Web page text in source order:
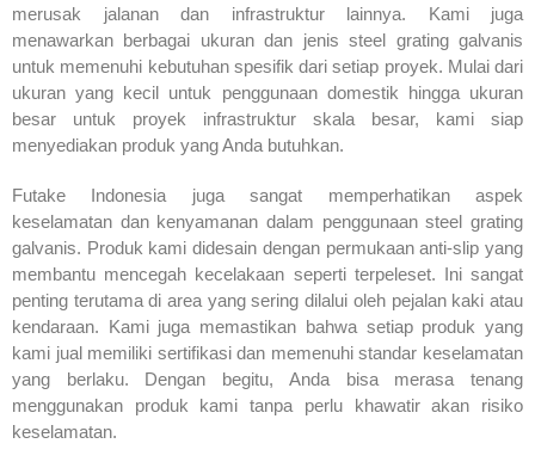
merusak jalanan dan infrastruktur lainnya. Kami juga
menawarkan berbagai ukuran dan jenis steel grating galvanis
untuk memenuhi kebutuhan spesifik dari setiap proyek. Mulai dari
ukuran yang kecil untuk penggunaan domestik hingga ukuran
besar untuk proyek infrastruktur skala besar, kami siap
menyediakan produk yang Anda butuhkan.
Futake Indonesia juga sangat memperhatikan aspek
keselamatan dan kenyamanan dalam penggunaan steel grating
galvanis. Produk kami didesain dengan permukaan anti-slip yang
membantu mencegah kecelakaan seperti terpeleset. Ini sangat
penting terutama di area yang sering dilalui oleh pejalan kaki atau
kendaraan. Kami juga memastikan bahwa setiap produk yang
kami jual memiliki sertifikasi dan memenuhi standar keselamatan
yang berlaku. Dengan begitu, Anda bisa merasa tenang
menggunakan produk kami tanpa perlu khawatir akan risiko
keselamatan.